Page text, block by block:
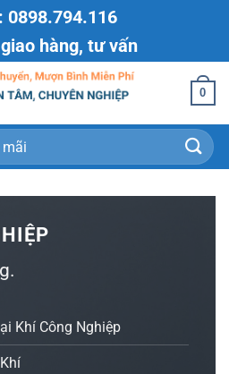
0898.794.116
hàng, tư vấn
0
Khí Công Nghiệp